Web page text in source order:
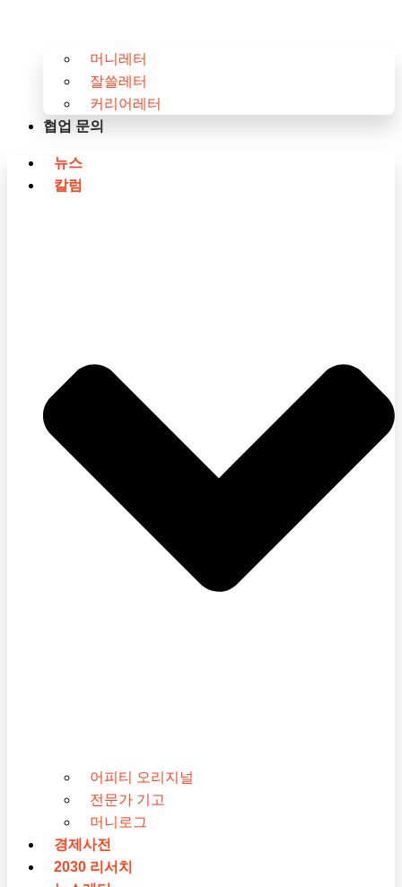
머니레터
잘쓸레터
커리어레터
협업 문의
뉴스
칼럼
어피티 오리지널
전문가 기고
머니로그
경제사전
2030 리서치